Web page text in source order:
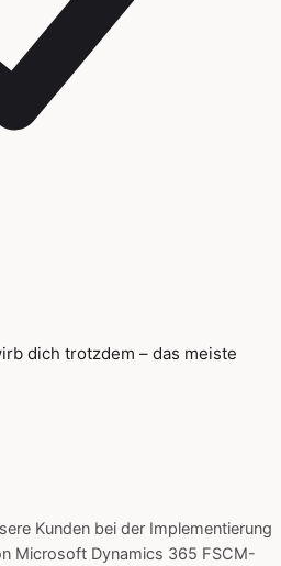
dich trotzdem – das meiste
Kunden bei der Implementierung
Microsoft Dynamics 365 FSCM-